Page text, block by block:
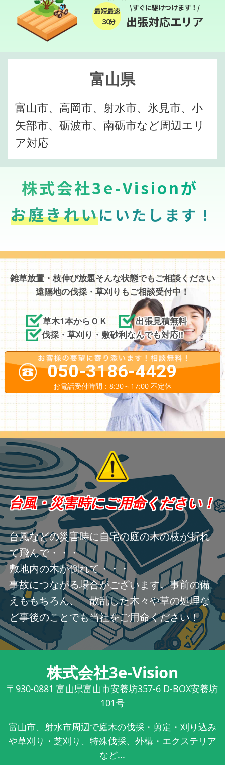
最短最速
３０分
\すぐに駆けつけます！/
出張対応エリア
富山県
富山市、高岡市、射水市、氷見市、小
矢部市、砺波市、南砺市など周辺エリ
ア対応
株式会社3e-Visionが
お庭きれいにいたします！
雑草放置・枝伸び放題そんな状態でもご相談ください
遠隔地の伐採・草刈りもご相談受付中！
草木1本からＯＫ
出張見積無料
伐採・草刈り・敷砂利なんでも対応!!
050-3186-4429
お電話受付時間：8:30～17:00 不定休
台風・災害時にご用命ください！
台風などの災害時に自宅の庭の木の枝が折れ
て飛んで・・・
敷地内の木が倒れて・・・
事故につながる場合がございます。事前の備
えももちろん、 散乱した木々や草の処理な
ど事後のことでも当社をご用命ください！
株式会社3e-Vision
〒930-0881 富山県富山市安養坊357-6 D-BOX安養坊
101号
富山市、射水市周辺で庭木の伐採・剪定・刈り込み
や草刈り・芝刈り、特殊伐採、外構・エクステリア
など...